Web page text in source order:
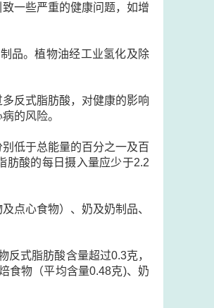
一些严重的健康问题，如增
品。植物油经工业氢化及除
反式脂肪酸，对健康的影响
的风险。
低于总能量的百分之一及百
肪酸的每日摄入量应少于2.2
点心食物）、奶及奶制品、
式脂肪酸含量超过0.3克，
食物（平均含量0.48克)、奶